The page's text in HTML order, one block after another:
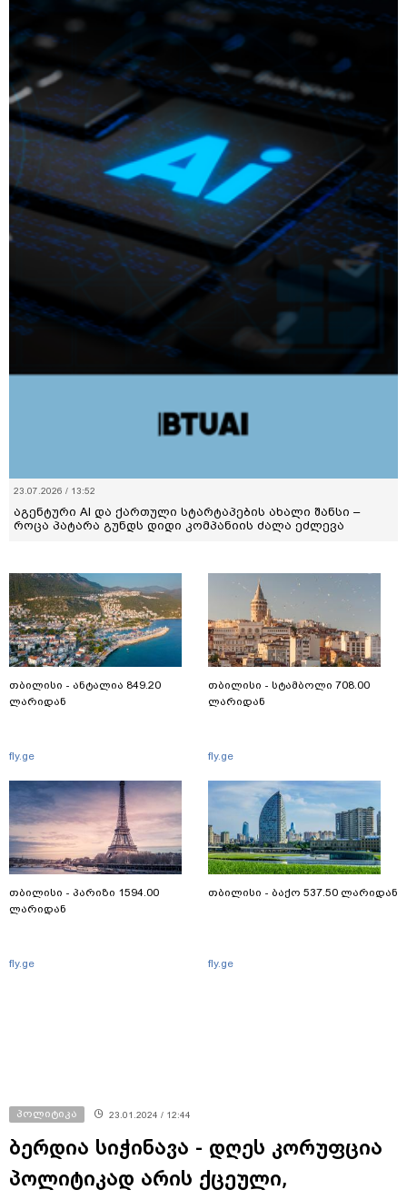
23.07.2026 / 13:52
აგენტური AI და ქართული სტარტაპების ახალი შანსი –
როცა პატარა გუნდს დიდი კომპანიის ძალა ეძლევა
თბილისი - ანტალია 849.20
ლარიდან
fly.ge
თბილისი - პარიზი 1594.00
ლარიდან
fly.ge
თბილისი - სტამბოლი 708.00
ლარიდან
fly.ge
თბილისი - ბაქო 537.50 ლარიდან
fly.ge
პოლიტიკა 23.01.2024 / 12:44
ბერდია სიჭინავა - დღეს კორუფცია
პოლიტიკად არის ქცეული,